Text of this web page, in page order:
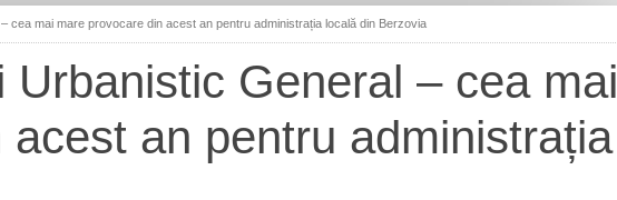
PRIN MUNȚII
BANATULUI
FANTASTICUL BANAT
TRAVEL VLOG
POVESTE DE VIAȚĂ DE VICTOR NAFIRU
cea mai mare provocare din acest an pentru administrația locală din Berzovia
Urbanistic General – cea mai
an pentru administrația